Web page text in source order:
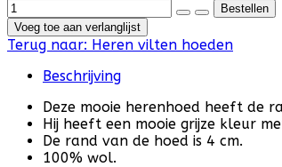
Voeg toe aan verlanglijst
Terug naar: Heren vilten hoeden
Beschrijving
Deze mooie herenhoed heeft de
Hij heeft een mooie grijze kleur
De rand van de hoed is 4 cm.
100% wol.